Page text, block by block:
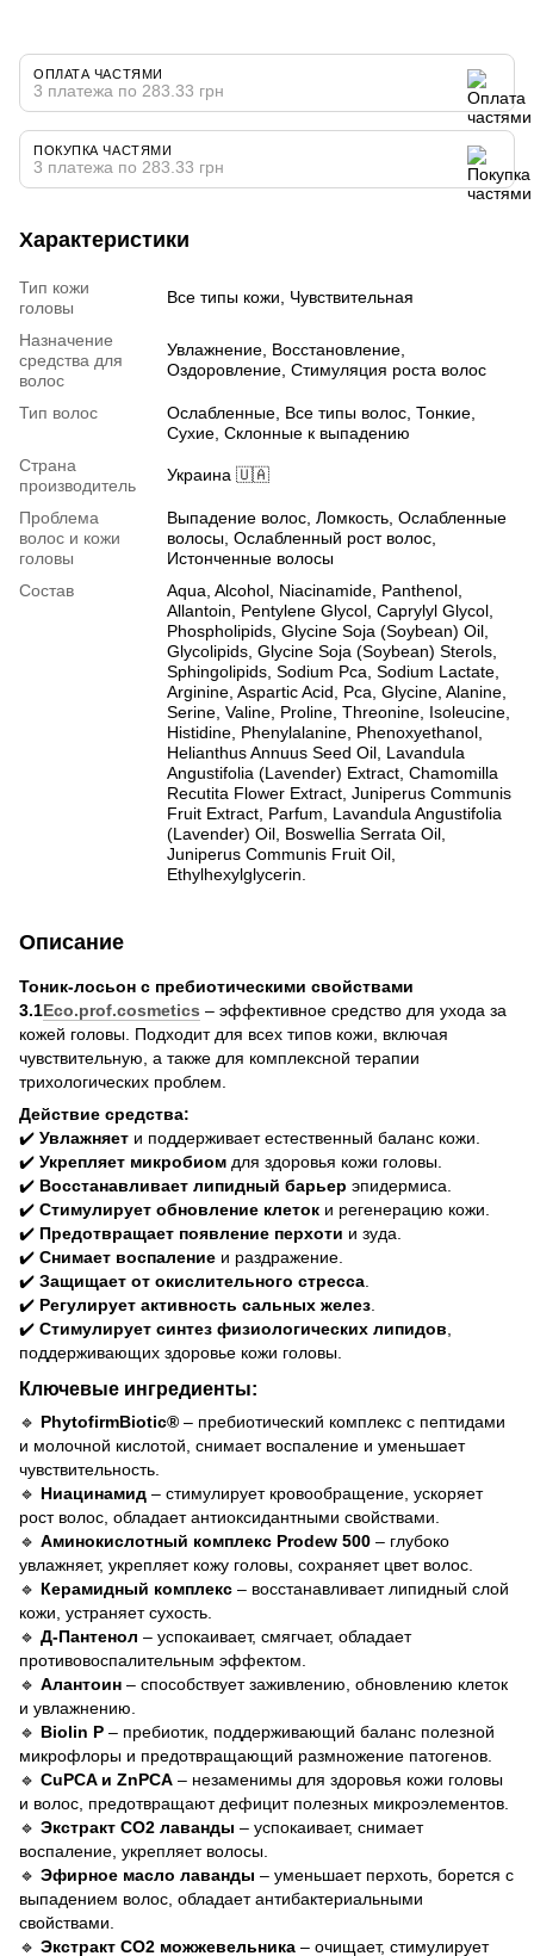
ОПЛАТА ЧАСТЯМИ
3 платежа по 283.33 грн
ПОКУПКА ЧАСТЯМИ
3 платежа по 283.33 грн
Характеристики
Тип кожи
головы
Все типы кожи, Чувствительная
Назначение
средства для
волос
Увлажнение, Восстановление,
Оздоровление, Стимуляция роста волос
Тип волос
Ослабленные, Все типы волос, Тонкие,
Сухие, Склонные к выпадению
Страна
производитель
Украина 🇺🇦
Проблема
волос и кожи
головы
Выпадение волос, Ломкость, Ослабленные
волосы, Ослабленный рост волос,
Истонченные волосы
Состав
Aqua, Alcohol, Niacinamide, Panthenol,
Allantoin, Pentylene Glycol, Caprylyl Glycol,
Phospholipids, Glycine Soja (Soybean) Oil,
Glycolipids, Glycine Soja (Soybean) Sterols,
Sphingolipids, Sodium Pca, Sodium Lactate,
Arginine, Aspartic Acid, Pca, Glycine, Alanine,
Serine, Valine, Proline, Threonine, Isoleucine,
Histidine, Phenylalanine, Phenoxyethanol,
Helianthus Annuus Seed Oil, Lavandula
Angustifolia (Lavender) Extract, Chamomilla
Recutita Flower Extract, Juniperus Communis
Fruit Extract, Parfum, Lavandula Angustifolia
(Lavender) Oil, Boswellia Serrata Oil,
Juniperus Communis Fruit Oil,
Ethylhexylglycerin.
Описание
Тоник-лосьон с пребиотическими свойствами
3.1Eco.prof.cosmetics – эффективное средство для ухода за
кожей головы. Подходит для всех типов кожи, включая
чувствительную, а также для комплексной терапии
трихологических проблем.
Действие средства:
✔️ Увлажняет и поддерживает естественный баланс кожи.
✔️ Укрепляет микробиом для здоровья кожи головы.
✔️ Восстанавливает липидный барьер эпидермиса.
✔️ Стимулирует обновление клеток и регенерацию кожи.
✔️ Предотвращает появление перхоти и зуда.
✔️ Снимает воспаление и раздражение.
✔️ Защищает от окислительного стресса
✔️ Регулирует активность сальных желез
✔️ Стимулирует синтез физиологических липидов
поддерживающих здоровье кожи головы.
Ключевые ингредиенты:
🔹 PhytofirmBiotic® – пребиотический комплекс с пептидами
и молочной кислотой, снимает воспаление и уменьшает
чувствительность.
🔹 Ниацинамид – стимулирует кровообращение, ускоряет
рост волос, обладает антиоксидантными свойствами.
🔹 Аминокислотный комплекс Prodew 500 – глубоко
увлажняет, укрепляет кожу головы, сохраняет цвет волос.
🔹 Керамидный комплекс – восстанавливает липидный слой
кожи, устраняет сухость.
🔹 Д-Пантенол – успокаивает, смягчает, обладает
противовоспалительным эффектом.
🔹 Алантоин – способствует заживлению, обновлению клеток
и увлажнению.
🔹 Biolin P – пребиотик, поддерживающий баланс полезной
микрофлоры и предотвращающий размножение патогенов.
🔹 CuPCA и ZnPCA – незаменимы для здоровья кожи головы
и волос, предотвращают дефицит полезных микроэлементов.
🔹 Экстракт СО2 лаванды – успокаивает, снимает
воспаление, укрепляет волосы.
🔹 Эфирное масло лаванды – уменьшает перхоть, борется с
выпадением волос, обладает антибактериальными
свойствами.
🔹 Экстракт СО2 можжевельника – очищает, стимулирует